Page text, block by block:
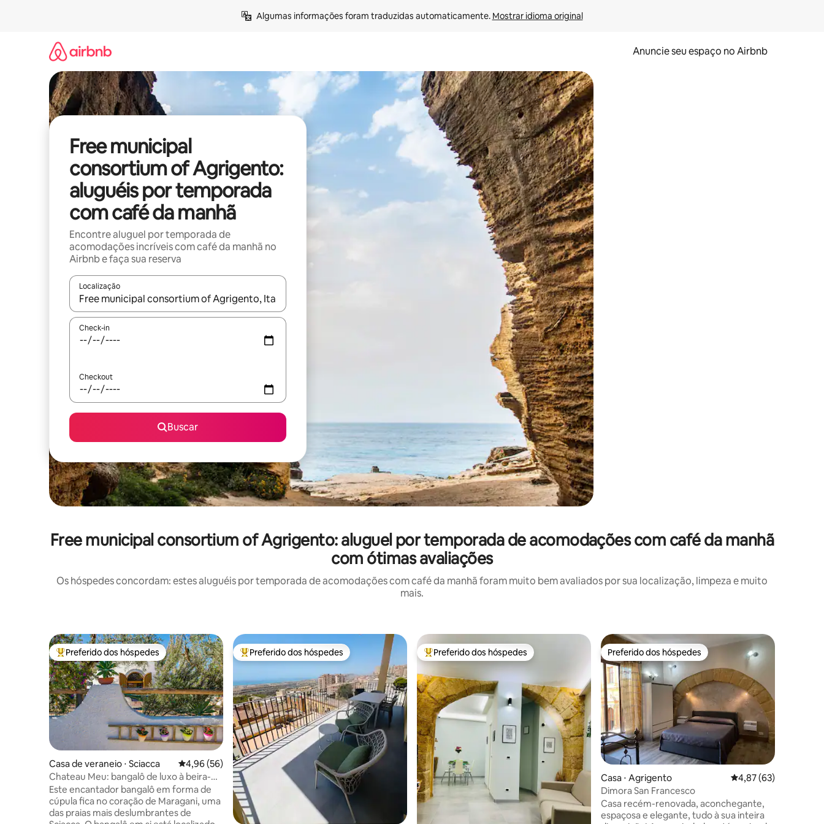
Algumas informações foram traduzidas automaticamente. Mostrar idioma original
Anuncie seu espaço no Airbnb
Free municipal
consortium of Agrigento:
aluguéis por temporada
com café da manhã
Encontre aluguel por temporada de
acomodações incríveis com café da manhã no
Airbnb e faça sua reserva
Localização
Quando os resultados estiverem disponíveis, explore-os usando as seta para cima e para baixo do teclado ou tocando e deslizando o dedo na tela.
Check-in
Checkout
Buscar
Free municipal consortium of Agrigento: aluguel por temporada de acomodações com café da manhã
com ótimas avaliações
Os hóspedes concordam: estes aluguéis por temporada de acomodações com café da manhã foram muito bem avaliados por sua localização, limpeza e muito
mais.
Entre os melhores preferidos dos hóspedes
Preferido dos hóspedes
Casa de veraneio ⋅ Sciacca 4,96 de uma avaliação média de 5, 56 avaliações
4,96 (56)
Chateau Meu: bangalô de luxo à beira-
mar
Este encantador bangalô em forma de
cúpula fica no coração de Maragani, uma
das praias mais deslumbrantes de
Entre os melhores preferidos dos hóspedes
Preferido dos hóspedes Entre os melhores preferidos dos hóspedes
Preferido dos hóspedes Preferido dos hóspedes
Preferido dos hóspedes
Casa ⋅ Agrigento 4,87 de uma
4,87 (63)
Dimora San Francesco
Casa recém-renovada, aconchegante,
espaçosa e elegante, tudo à sua inteira